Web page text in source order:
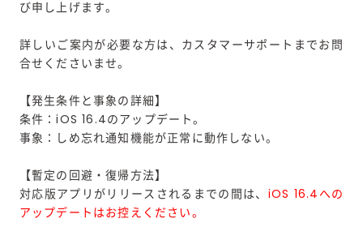
び申し上げます。
詳しいご案内が必要な方は、カスタマーサポートまでお問
合せくださいませ。
【発生条件と事象の詳細】
条件：iOS 16.4のアップデート。
事象：しめ忘れ通知機能が正常に動作しない。
【暫定の回避・復帰方法】
対応版アプリがリリースされるまでの間は、 iOS 16.4への
アップデートはお控えください。